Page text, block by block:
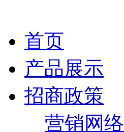
首页
产品展示
招商政策
营销网络